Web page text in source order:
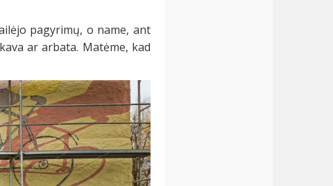
pagyrimų, o name, ant
ar arbata. Matėme, kad